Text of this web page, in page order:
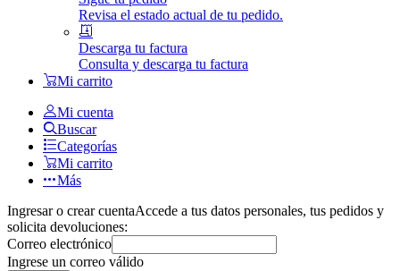
Revisa el estado actual de tu pedido.
Descarga tu factura
Consulta y descarga tu factura
Mi carrito
Mi cuenta
Buscar
Categorías
Mi carrito
Más
Ingresar o crear cuentaAccede a tus datos personales, tus pedidos y
solicita devoluciones:
Correo electrónico
Ingrese un correo válido